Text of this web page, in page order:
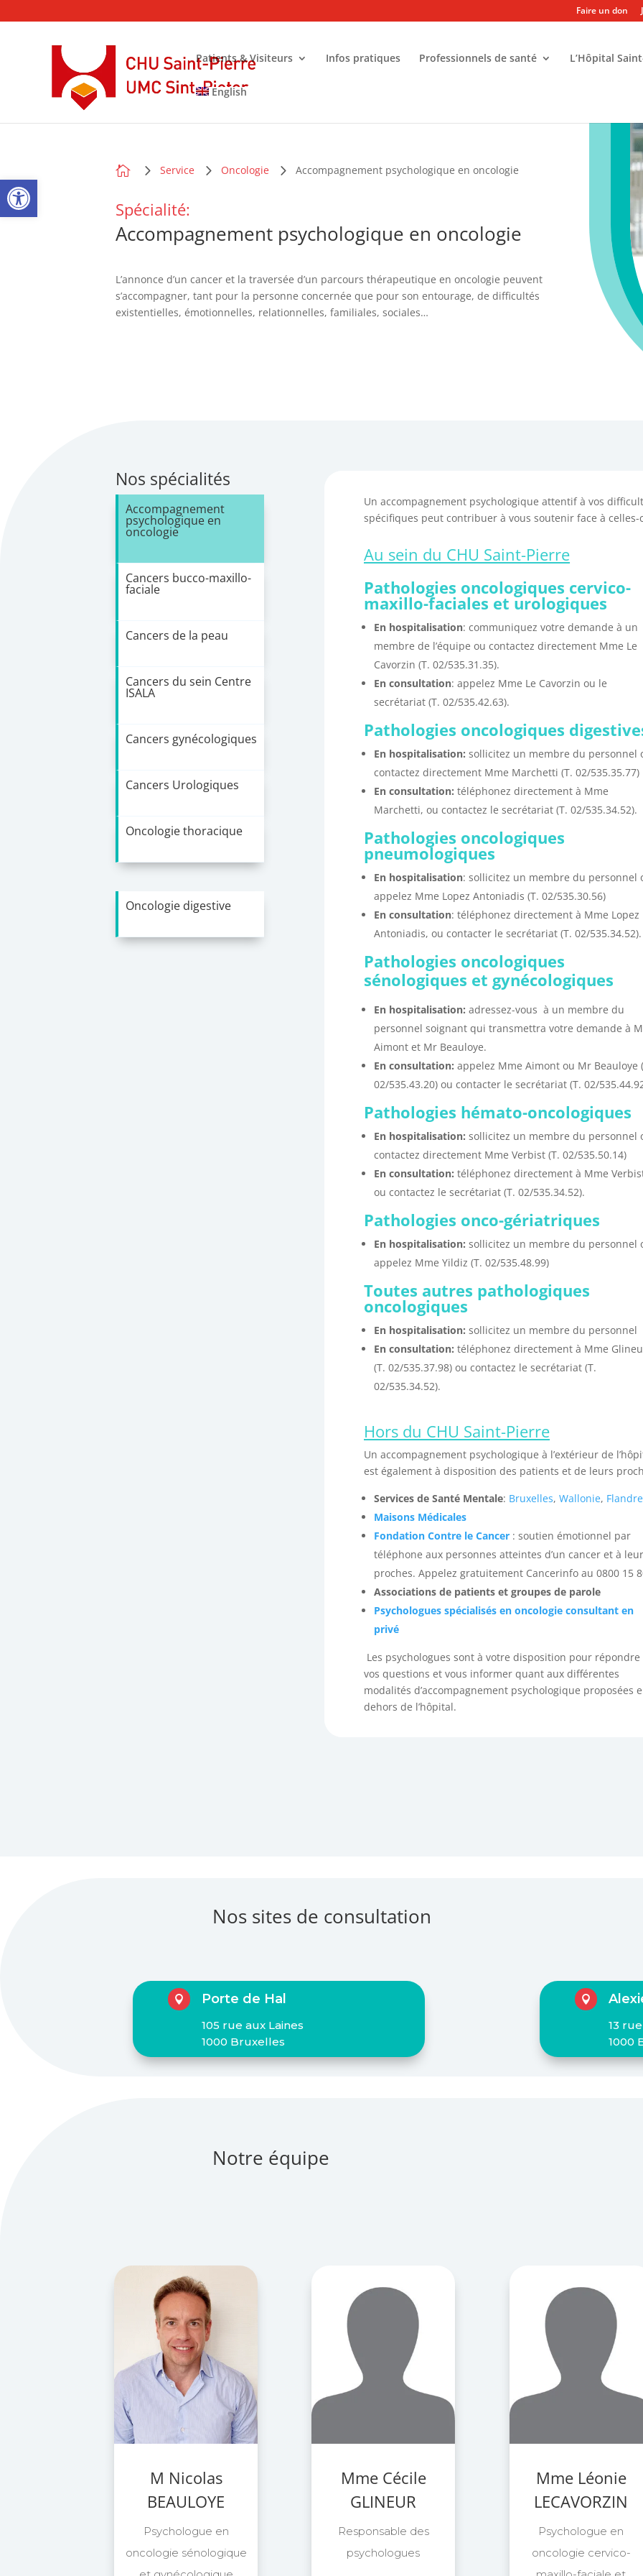
Ouvrir la barre d’outils
Faire un don
Patients & Visiteurs Infos pratiques Professionnels de santé L’Hôpital
English
Nos services liésNos services liés
 Service Oncologie Accompagnement psychologique en oncologie
Spécialité:
Accompagnement psychologique en oncologie
L’annonce d’un cancer et la traversée d’un parcours thérapeutique en oncologie peuvent
s’accompagner, tant pour la personne concernée que pour son entourage, de difficultés
existentielles, émotionnelles, relationnelles, familiales, sociales…
Nos spécialités
Accompagnement
psychologique en
oncologie
Cancers bucco-maxillo-
faciale
Cancers de la peau
Cancers du sein Centre
ISALA
Cancers gynécologiques
Cancers Urologiques
Oncologie thoracique
Oncologie digestive
Un accompagnement psychologique attentif à vos
spécifiques peut contribuer à vous soutenir face à
Au sein du CHU Saint-Pierre
Pathologies oncologiques cervico-
maxillo-faciales et urologiques
En hospitalisation: communiquez votre demande à un
membre de l’équipe ou contactez directement Mme Le
Cavorzin (T. 02/535.31.35).
En consultation: appelez Mme Le Cavorzin ou le
secrétariat (T. 02/535.42.63).
Pathologies oncologiques
En hospitalisation: sollicitez un membre du personnel
contactez directement Mme Marchetti (T. 02/535.35.77)
En consultation: téléphonez directement à Mme
Marchetti, ou contactez le secrétariat (T. 02/535.34.52).
Pathologies oncologiques
pneumologiques
En hospitalisation: sollicitez un membre du personnel
appelez Mme Lopez Antoniadis (T. 02/535.30.56)
En consultation: téléphonez directement à Mme Lopez
Antoniadis, ou contacter le secrétariat (T. 02/535.34.52).
Pathologies oncologiques
sénologiques et gynécologiques
En hospitalisation:adressez-vous à un membre du
personnel soignant qui transmettra votre demande à
Aimont et Mr Beauloye.
En consultation: appelez Mme Aimont ou Mr Beauloye
02/535.43.20) ou contacter le secrétariat (T. 02/
Pathologies hémato-oncologiques
En hospitalisation: sollicitez un membre du personnel
contactez directement Mme Verbist (T. 02/535.50.14)
En consultation:téléphonez directement à Mme
ou contactez le secrétariat (T. 02/535.34.52).
Pathologies onco-gériatriques
En hospitalisation:sollicitez un membre du personnel
appelez Mme Yildiz (T. 02/535.48.99)
Toutes autres pathologiques
oncologiques
En hospitalisation: sollicitez un membre du personnel
En consultation: téléphonez directement à Mme
(T. 02/535.37.98) ou contactez le secrétariat (T.
02/535.34.52).
Hors du CHU Saint-Pierre
Un accompagnement psychologique à l’extérieur de
est également à disposition des patients et de leurs
Services de Santé Mentale: Bruxelles,Wallonie,
Maisons Médicales
Fondation Contre le Cancer : soutien émotionnel par
téléphone aux personnes atteintes d’un cancer et à
proches. Appelez gratuitement Cancerinfo au 0800 15
Associations de patients et groupes de parole
Psychologues spécialisés en oncologie consultant en
privé
Les psychologues sont à votre disposition pour répondre
vos questions et vous informer quant aux différentes
modalités d’accompagnement psychologique proposées
dehors de l’hôpital.
Nos sites de consultation
 Porte de Hal
105 rue aux Laines
1000 Bruxelles

13
1000
Notre équipe
M Nicolas
BEAULOYE
Psychologue en
oncologie sénologique
Mme Cécile
GLINEUR
Responsable des
psychologues
Mme Léonie
LECAVORZIN
Psychologue en
oncologie cervico-